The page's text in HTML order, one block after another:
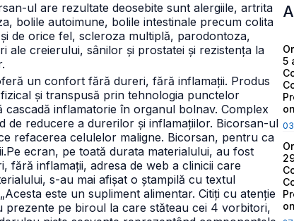
ul are rezultate deosebite sunt alergiile, artrita
bolile autoimune, bolile intestinale precum colita
de orice fel, scleroza multiplă, parodontoza,
ale creierului, sânilor și prostatei și rezistența la
un confort fără dureri, fără inflamații. Produs
și transpusă prin tehnologia punctelor
inflamatorie în organul bolnav. Complex
de reducere a durerilor și inflamațiilor. Bicorsan-ul
refacerea celulelor maligne. Bicorsan, pentru ca
Pe ecran, pe toată durata materialului, au fost
inflamații, adresa de web a clinicii care
s-au mai afișat o ștampilă cu textul
este un supliment alimentar. Citiți cu atenție
prezente pe biroul la care stăteau cei 4 vorbitori,
5